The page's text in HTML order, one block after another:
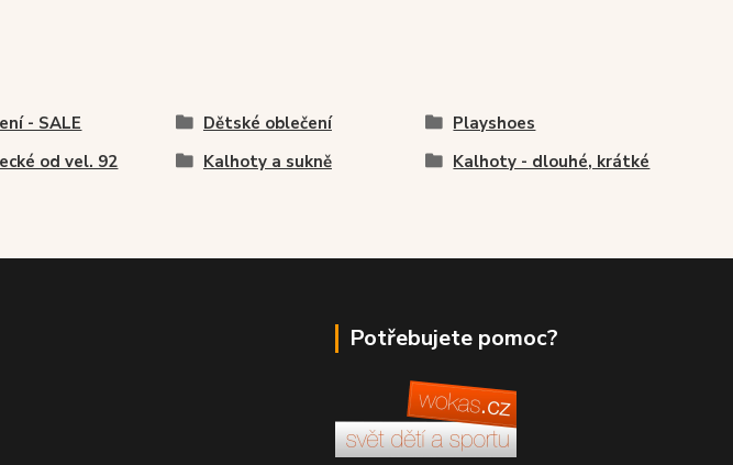
- SALE Dětské oblečení
Playshoes
od vel. 92 Kalhoty a sukně Kalhoty - dlouhé, krátké
Potřebujete pomoc?